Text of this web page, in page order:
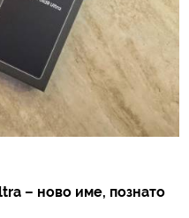
– ново име, познато